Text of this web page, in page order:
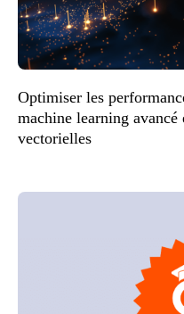
Optimiser les
machine learning avancé
vectorielles